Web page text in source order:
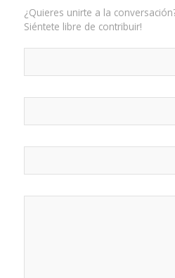
¿Quieres unirte a la
Siéntete libre de contribuir!